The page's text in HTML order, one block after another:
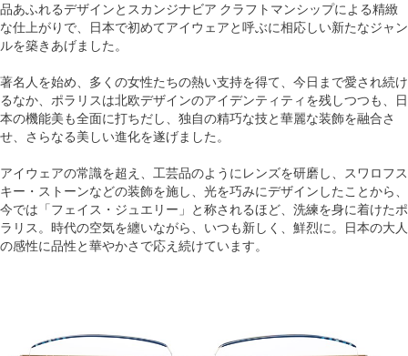
品あふれるデザインとスカンジナビア クラフトマンシップによる精緻
な仕上がりで、日本で初めてアイウェアと呼ぶに相応しい新たなジャン
ルを築きあげました。
著名人を始め、多くの女性たちの熱い支持を得て、今日まで愛され続け
るなか、ポラリスは北欧デザインのアイデンティティを残しつつも、日
本の機能美も全面に打ちだし、独自の精巧な技と華麗な装飾を融合さ
せ、さらなる美しい進化を遂げました。
アイウェアの常識を超え、工芸品のようにレンズを研磨し、スワロフス
キー・ストーンなどの装飾を施し、光を巧みにデザインしたことから、
今では「フェイス・ジュエリー」と称されるほど、洗練を身に着けたポ
ラリス。時代の空気を纏いながら、いつも新しく、鮮烈に。日本の大人
の感性に品性と華やかさで応え続けています。